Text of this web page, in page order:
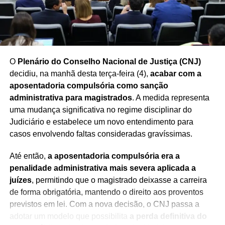
Redação Saiba+
O Plenário do Conselho Nacional de Justiça (CNJ)
decidiu, na manhã desta terça-feira (4), acabar com a
aposentadoria compulsória como sanção
administrativa para magistrados. A medida representa
uma mudança significativa no regime disciplinar do
Judiciário e estabelece um novo entendimento para
casos envolvendo faltas consideradas gravíssimas.
Até então, a aposentadoria compulsória era a
penalidade administrativa mais severa aplicada a
juízes, permitindo que o magistrado deixasse a carreira
de forma obrigatória, mantendo o direito aos proventos
previstos em lei. Com a nova decisão, o CNJ passa a
adotar um modelo que possibilita
a perda definitiva do